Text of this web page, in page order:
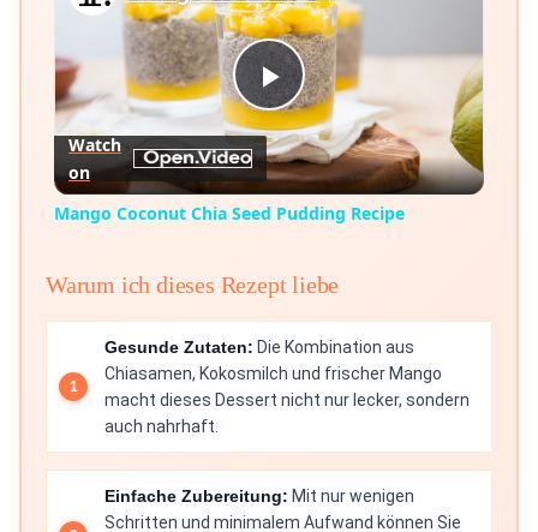
Play
Video
Watch
on
Mango Coconut Chia Seed Pudding Recipe
Warum ich dieses Rezept liebe
Gesunde Zutaten: Die Kombination aus
Chiasamen, Kokosmilch und frischer Mango
macht dieses Dessert nicht nur lecker, sondern
auch nahrhaft.
Einfache Zubereitung: Mit nur wenigen
Schritten und minimalem Aufwand können Sie